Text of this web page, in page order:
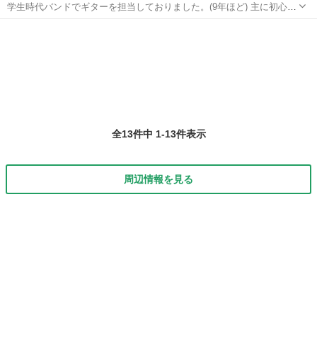
学生時代バンドでギターを担当しておりました。(9年ほど) 主に初心者
の方を対象としたレッスンを想定しています。 (ギターのプロではない
全13件中 1-13件表示
周辺情報を見る